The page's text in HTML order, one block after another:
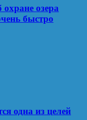
озера
быстро
одна из целей